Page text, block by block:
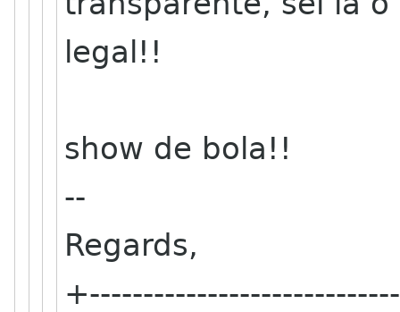
legal!!
show de bola!!
--
Regards,